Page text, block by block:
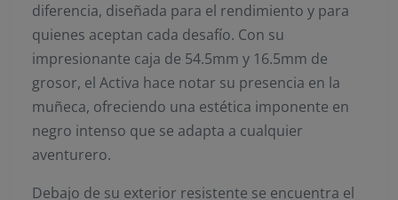
diferencia, diseñada para el rendimiento y para
quienes aceptan cada desafío. Con su
impresionante caja de 54.5mm y 16.5mm de
grosor, el Activa hace notar su presencia en la
muñeca, ofreciendo una estética imponente en
negro intenso que se adapta a cualquier
aventurero.
Debajo de su exterior resistente se encuentra el